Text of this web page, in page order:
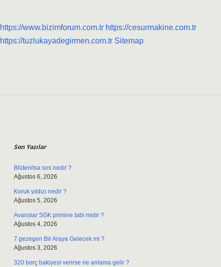
https://www.bizimforum.com.tr https://cesurmakine.com.tr
https://tuzlukayadegirmen.com.tr Sitemap
Son Yazılar
Blütenitsa sos nedir ?
Ağustos 6, 2026
Koruk yıldızı nedir ?
Ağustos 5, 2026
Avanslar SGK primine tabi midir ?
Ağustos 4, 2026
7 gezegen Bir Araya Gelecek mi ?
Ağustos 3, 2026
320 borç bakiyesi verirse ne anlama gelir ?